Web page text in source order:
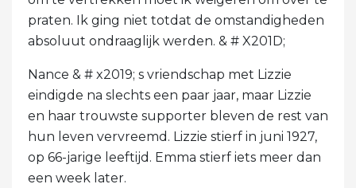
praten. Ik ging niet totdat de omstandigheden
absoluut ondraaglijk werden. & # X201D;
Nance & # x2019; s vriendschap met Lizzie
eindigde na slechts een paar jaar, maar Lizzie
en haar trouwste supporter bleven de rest van
hun leven vervreemd. Lizzie stierf in juni 1927,
op 66-jarige leeftijd. Emma stierf iets meer dan
een week later.